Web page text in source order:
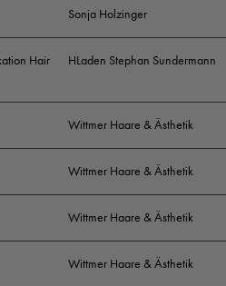
Sonja Holzinger
Hair
HLaden Stephan Sundermann
Wittmer Haare & Ästhetik
Wittmer Haare & Ästhetik
Wittmer Haare & Ästhetik
Wittmer Haare & Ästhetik
Aufgaben:
in Dienstleistung und Pflege für
mitbringen:
Ausbildung zum Friseur (m/w/d)